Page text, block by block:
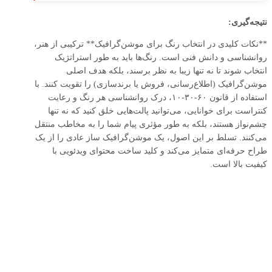
نتیجه‌گیری:
**نکات کلیدی در انتخاب رنگ برای موشن‌گرافیک** ترکیبی از هنر،
روانشناسی و دانش فنی است. رنگ‌ها باید به طور استراتژیک
انتخاب شوند تا نه تنها زیبا به نظر برسند، بلکه هدف اصلی
موشن‌گرافیک (اطلاع‌رسانی، فروش یا برندسازی) را تقویت کنند. با
استفاده از قانون ۶۰-۳۰-۱۰، درک روانشناسی هر رنگ و رعایت
کنتراست برای خوانایی، می‌توانید پالت‌هایی خلق کنید که نه تنها
چشم‌نواز هستند، بلکه به طور مؤثری پیام شما را به مخاطب منتقل
می‌کنند. تسلط بر این اصول، یک موشن‌گرافیک ساز عادی را از یک
طراح حرفه‌ای متمایز می‌کند و کلید ساخت محتوای ویدئویی با
کیفیت بالا است.